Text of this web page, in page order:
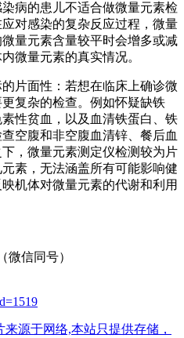
病的患儿不适合做微量元素检
对感染的复杂反应过程，微量
量元素含量较平时会增多或减
微量元素的真实情况。
片面性：若想在临床上确诊微
复杂的检查。例如怀疑缺铁
性贫血，以及血清铁蛋白、铁
空腹和非空腹血清锌、餐后血
，微量元素测定仪检测较为片
素，无法涵盖所有可能影响健
机体对微量元素的代谢和利用
微信同号）
源于网络,本站只提供存储，